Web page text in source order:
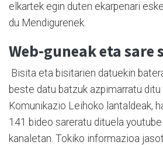
elkartek egin duten ekarpenari
du Mendigurenek.
Web-guneak eta sare
Bisita eta bisitarien datuekin
beste datu batzuk azpimarratu ditu
Komunikazio Leihoko lantaldeak,
141 bideo sareratu dituela
kanaletan. Tokiko informazioa